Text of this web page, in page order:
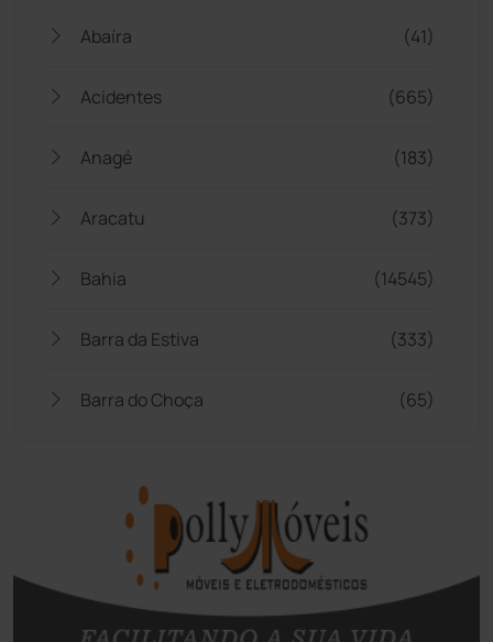
Abaíra (41)
Acidentes (665)
Anagé (183)
Aracatu (373)
Bahia (14545)
Barra da Estiva (333)
Barra do Choça (65)
Bom Jesus da Lapa
Boquira